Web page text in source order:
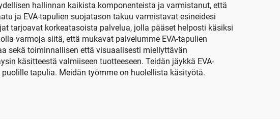
hallinnan kaikista komponenteista ja varmistanut, että
ja EVA-tapulien suojatason takuu varmistavat esineidesi
tarjoavat korkeatasoista palvelua, jolla pääset helposti käsiksi
varmoja siitä, että mukavat palvelumme EVA-tapulien
sekä toiminnallisen että visuaalisesti miellyttävän
käsitteestä valmiiseen tuotteeseen. Teidän jäykkä EVA-
tapulia. Meidän työmme on huolellista käsityötä.